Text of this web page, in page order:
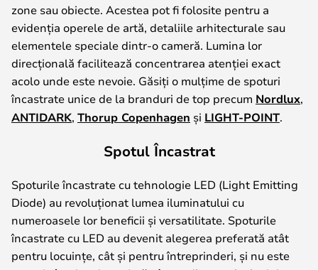
zone sau obiecte. Acestea pot fi folosite pentru a
evidenția operele de artă, detaliile arhitecturale sau
elementele speciale dintr-o cameră. Lumina lor
direcțională facilitează concentrarea atenției exact
acolo unde este nevoie. Găsiți o mulțime de spoturi
încastrate unice de la branduri de top precum Nordlux,
ANTIDARK, Thorup Copenhagen și LIGHT-POINT.
Spotul Încastrat
Spoturile încastrate cu tehnologie LED (Light Emitting
Diode) au revoluționat lumea iluminatului cu
numeroasele lor beneficii și versatilitate. Spoturile
încastrate cu LED au devenit alegerea preferată atât
pentru locuințe, cât și pentru întreprinderi, și nu este